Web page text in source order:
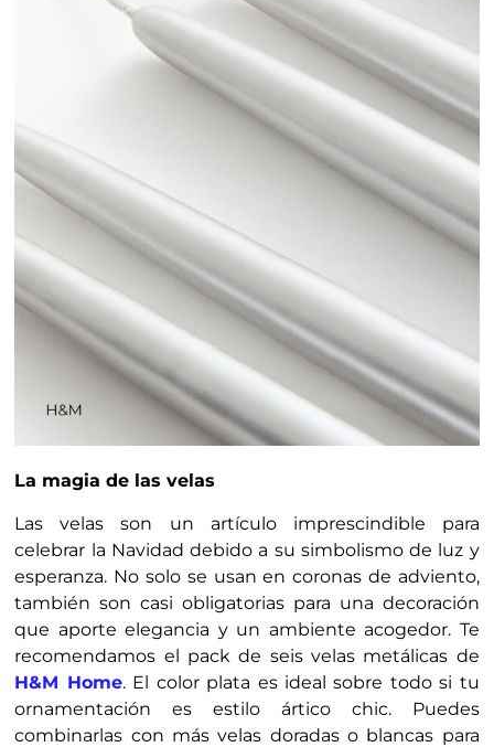
La magia de las velas
Las velas son un artículo imprescindible para
celebrar la Navidad debido a su simbolismo de luz y
esperanza. No solo se usan en coronas de adviento,
también son casi obligatorias para una decoración
que aporte elegancia y un ambiente acogedor. Te
recomendamos el pack de seis velas metálicas de
H&M Home. El color plata es ideal sobre todo si tu
ornamentación es estilo ártico chic. Puedes
combinarlas con más velas doradas o blancas para